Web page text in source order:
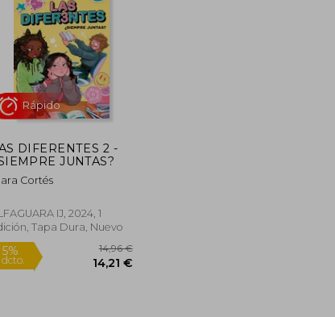
DIFERENTES 2 -
JUNTAS?
Cortés
IJ, 2024, 1
Tapa Dura, Nuevo